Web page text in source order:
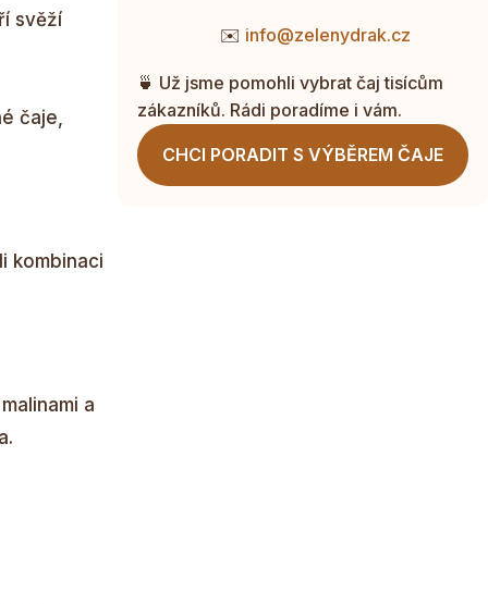
svěží
čaje,
kombinaci
a
✉️ info@zelenydrak.cz
🍵 Už jsme pomohli vybrat čaj tisícům
zákazníků. Rádi poradíme i vám.
CHCI PORADIT S VÝBĚREM ČAJE